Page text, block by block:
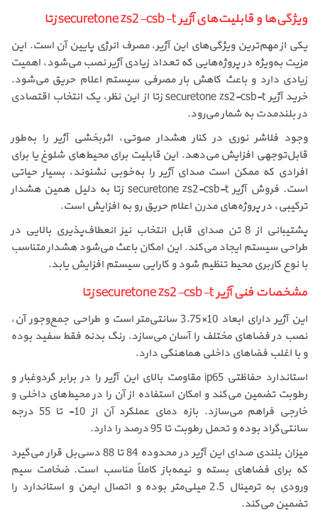
ویژگی‌ها و قابلیت‌های آژیر securetone zs2-csb-t زتا
یکی از مهم‌ترین ویژگی‌های این آژیر، مصرف انرژی پایین آن است. این
مزیت به‌ویژه در پروژه‌هایی که تعداد زیادی آژیر نصب می‌شود، اهمیت
زیادی دارد و باعث کاهش بار مصرفی سیستم اعلام حریق می‌شود.
خرید آژیر securetone zs2-csb-t زتا از این نظر، یک انتخاب اقتصادی
در بلندمدت به شمار می‌رود.
وجود فلاشر نوری در کنار هشدار صوتی، اثربخشی آژیر را به‌طور
قابل‌توجهی افزایش می‌دهد. این قابلیت برای محیط‌های شلوغ یا برای
افرادی که ممکن است صدای آژیر را به‌خوبی نشنوند، بسیار حیاتی
است. فروش آژیر securetone zs2-csb-t زتا به دلیل همین هشدار
ترکیبی، در پروژه‌های مدرن اعلام حریق رو به افزایش است.
پشتیبانی از 8 تن صدای قابل انتخاب نیز انعطاف‌پذیری بالایی در
طراحی سیستم ایجاد می‌کند. این امکان باعث می‌شود هشدار متناسب
با نوع کاربری محیط تنظیم شود و کارایی سیستم افزایش یابد.
مشخصات فنی آژیر securetone zs2-csb-t زتا
این آژیر دارای ابعاد 10×3.75 سانتی‌متر است و طراحی جمع‌وجور آن،
نصب در فضاهای مختلف را آسان می‌سازد. رنگ بدنه فقط سفید بوده
و با اغلب فضاهای داخلی هماهنگی دارد.
استاندارد حفاظتی ip65 مقاومت بالای این آژیر را در برابر گردوغبار و
رطوبت تضمین می‌کند و امکان استفاده از آن را در محیط‌های داخلی و
خارجی فراهم می‌سازد. بازه دمای عملکرد آن از 10- تا 55 درجه
سانتی‌گراد بوده و تحمل رطوبت تا 95 درصد را دارد.
میزان بلندی صدای این آژیر در محدوده 84 تا 88 دسی‌بل قرار می‌گیرد
که برای فضاهای بسته و نیمه‌باز کاملاً مناسب است. ضخامت سیم
ورودی به ترمینال 2.5 میلی‌متر بوده و اتصال ایمن و استاندارد را
تضمین می‌کند.